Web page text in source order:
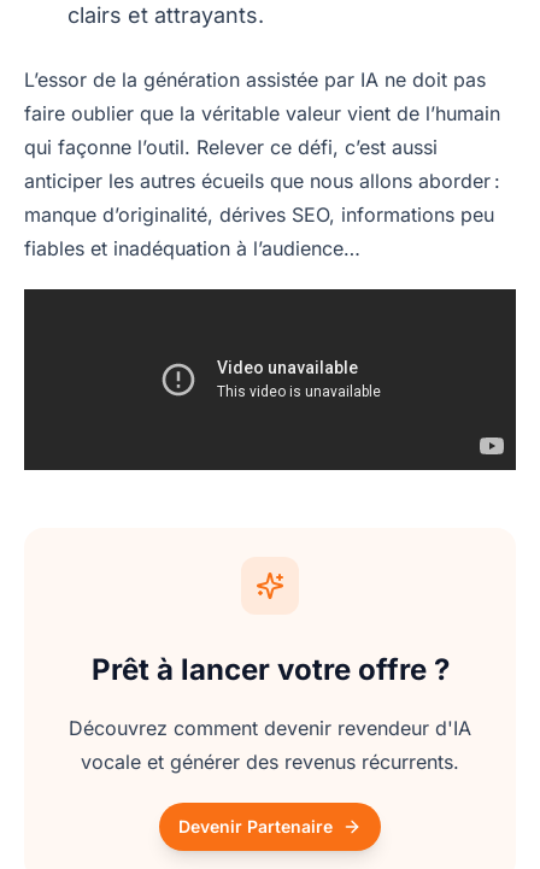
clairs et attrayants.
L’essor de la génération assistée par IA ne doit pas
faire oublier que la véritable valeur vient de l’humain
qui façonne l’outil. Relever ce défi, c’est aussi
anticiper les autres écueils que nous allons aborder :
manque d’originalité, dérives SEO, informations peu
fiables et inadéquation à l’audience…
Prêt à lancer votre offre ?
Découvrez comment devenir revendeur d'IA
vocale et générer des revenus récurrents.
Devenir Partenaire